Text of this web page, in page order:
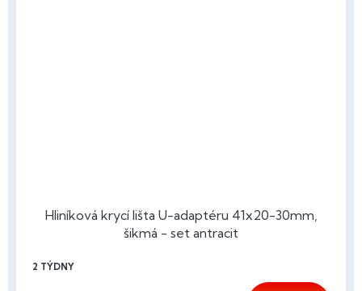
Hliníková krycí lišta U-adaptéru 41x20-30mm,
šikmá - set antracit
2 TÝDNY